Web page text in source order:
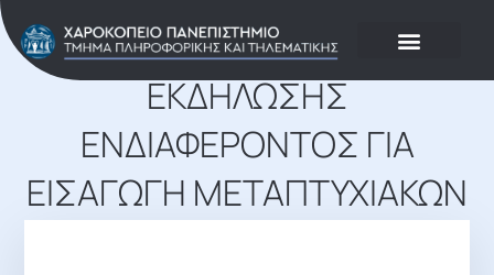
ΠΑΡΆΤΑΣΗ ΠΡΌΣΚΛΗΣΗΣ
ΕΚΔΉΛΩΣΗΣ
ΕΝΔΙΑΦΈΡΟΝΤΟΣ ΓΙΑ
ΕΙΣΑΓΩΓΉ ΜΕΤΑΠΤΥΧΙΑΚΏΝ